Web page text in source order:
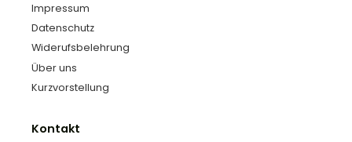
Impressum
Datenschutz
Widerufsbelehrung
Über uns
Kurzvorstellung
Kontakt